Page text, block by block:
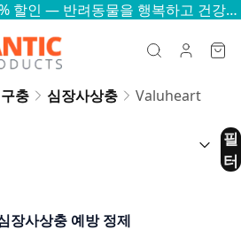
모든 반려동물 용품 20% 할인 — 반려동물을 행복하고 건강하게
충 심장사상충 Valuheart
(선
필
터
사상충 예방 정제